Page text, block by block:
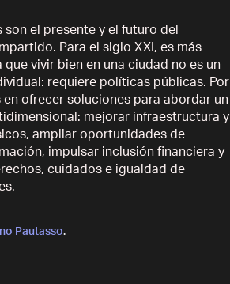
son el presente y el futuro del
Para el siglo XXI, es más
vivir bien en una ciudad no es un
requiere políticas públicas. Por
en ofrecer soluciones para abordar un
mejorar infraestructura y
ampliar oportunidades de
impulsar inclusión financiera y
cuidados e igualdad de
Pautasso.